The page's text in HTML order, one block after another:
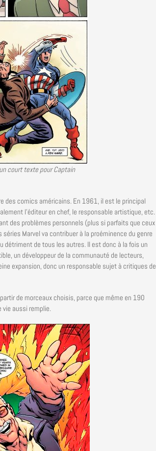
court texte pour Captain
des comics américains. En 1961, il est le principal
l’éditeur en chef, le responsable artistique, etc.
des problèmes personnels (plus si parfaits que ceux
Marvel va contribuer à la proéminence du genre
détriment de tous les autres. Il est donc à la fois un
un développeur de la communauté de lecteurs,
expansion, donc un responsable sujet à critiques de
de morceaux choisis, parce que même en 190
vie aussi remplie.